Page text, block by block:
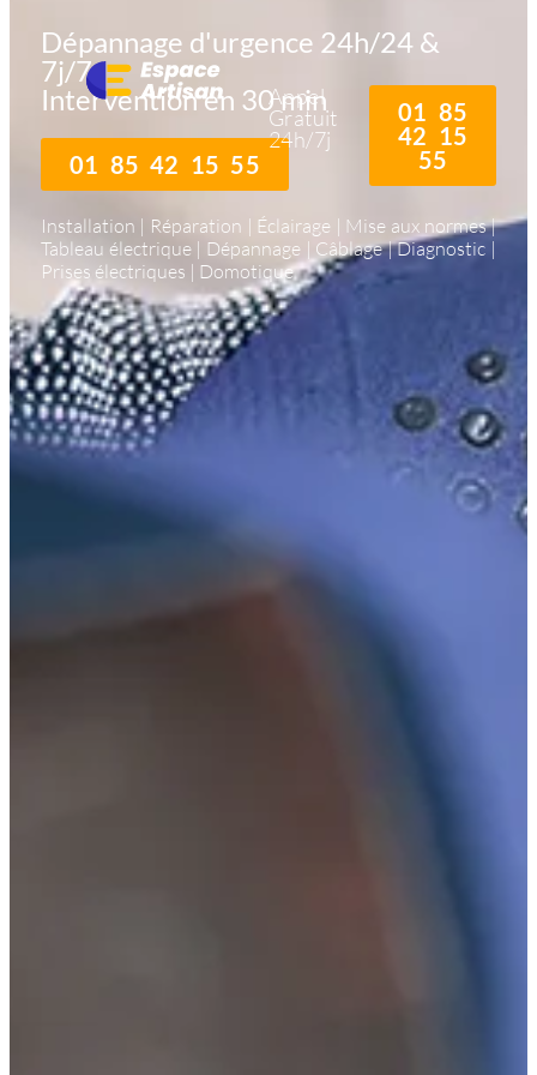
Appel
Gratuit
24h/7j
01 85
42 15
55
Dépannage d'urgence 24h/24 &
7j/7
Intervention en 30 min
01 85 42 15 55
Installation | Réparation | Éclairage | Mise aux normes |
Tableau électrique | Dépannage | Câblage | Diagnostic |
Prises électriques | Domotique